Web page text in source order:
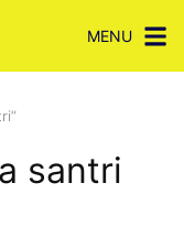
MENU
santri